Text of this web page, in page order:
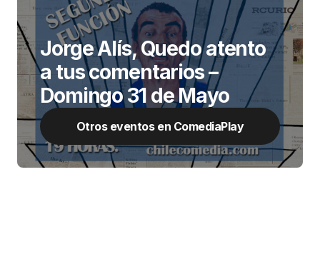
Jorge Alís, Quedo atento
a tus comentarios –
Domingo 31 de Mayo
Otros eventos en ComediaPlay